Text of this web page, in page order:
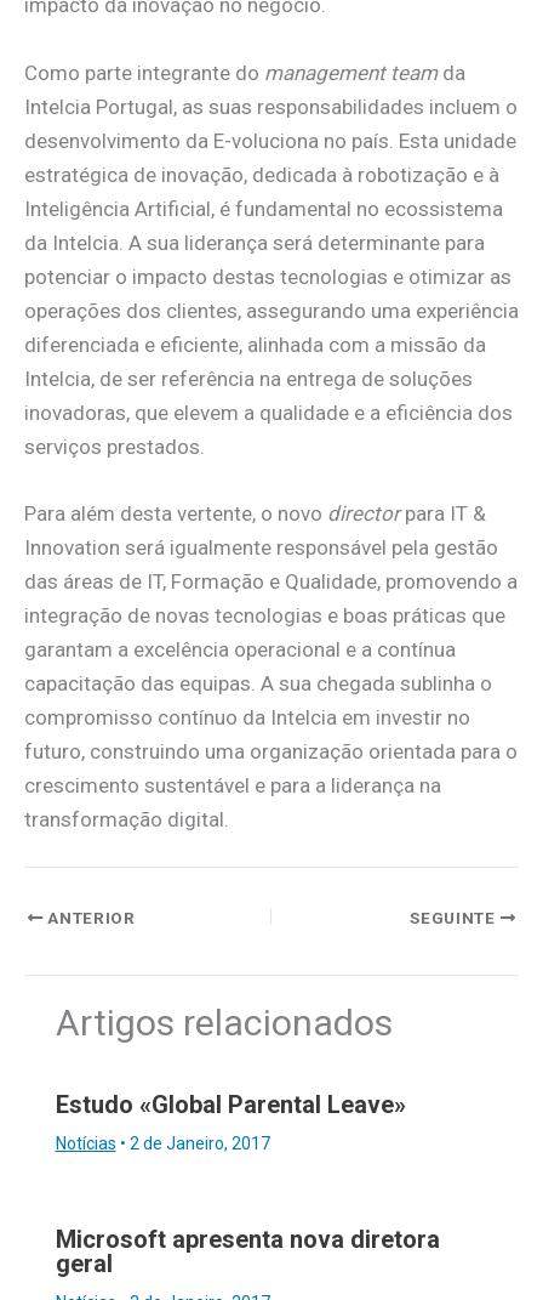
impacto da inovação no negócio.
Como parte integrante do management teamda
Intelcia Portugal, as suas responsabilidades incluem o
desenvolvimento da E-voluciona no país. Esta unidade
estratégica de inovação, dedicada à robotização e à
Inteligência Artificial, é fundamental no ecossistema
da Intelcia. A sua liderança será determinante para
potenciar o impacto destas tecnologias e otimizar as
operações dos clientes, assegurando uma experiência
diferenciada e eficiente, alinhada com a missão da
Intelcia, de ser referência na entrega de soluções
inovadoras, que elevem a qualidade e a eficiência dos
serviços prestados.
Para além desta vertente, o novo directorpara IT &
Innovation será igualmente responsável pela gestão
das áreas de IT, Formação e Qualidade, promovendo a
integração de novas tecnologias e boas práticas que
garantam a excelência operacional e a contínua
capacitação das equipas. A sua chegada sublinha o
compromisso contínuo da Intelcia em investir no
futuro, construindo uma organização orientada para o
crescimento sustentável e para a liderança na
transformação digital.
ANTERIOR SEGUINTE
Artigos relacionados
Estudo «Global Parental Leave»
Notícias • 2 de Janeiro, 2017
Microsoft apresenta nova diretora
geral